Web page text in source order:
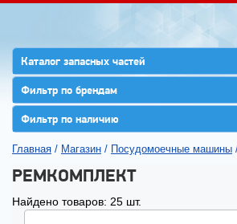
Каталог запасных частей
Фильтр по брендам
Фильтр по наличию
Главная / Магазин / Посудомоечные машины
РЕМКОМПЛЕКТ
Найдено товаров: 25 шт.